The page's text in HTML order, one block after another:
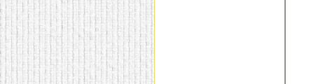
очень часто используют в
качестве разграничителей
комнаты, например, на
рабочую зону и
пространство для отдыха.
Особенно это актуально
для однокомнатных
квартир.